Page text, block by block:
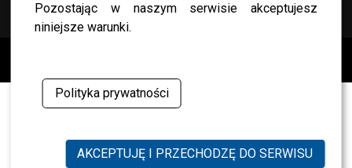
Pozostając w naszym serwisie akceptujesz
niniejsze warunki.
Polityka prywatności
AKCEPTUJĘ I PRZECHODZĘ DO SERWISU